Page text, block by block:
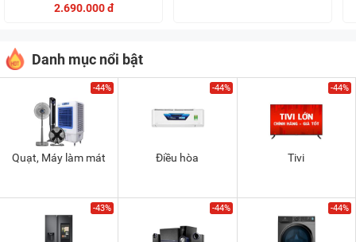
2.690.000 đ
Danh mục nổi bật
-44%
Quạt, Máy làm mát
-44%
Điều hòa
-44%
Tivi
-43% -44% -44%